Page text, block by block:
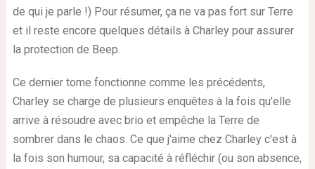
de qui je parle !) Pour résumer, ça ne va pas fort sur Terre
et il reste encore quelques détails à Charley pour assurer
la protection de Beep.
Ce dernier tome fonctionne comme les précédents,
Charley se charge de plusieurs enquêtes à la fois qu'elle
arrive à résoudre avec brio et empêche la Terre de
sombrer dans le chaos. Ce que j'aime chez Charley c'est à
la fois son humour, sa capacité à réfléchir (ou son absence,